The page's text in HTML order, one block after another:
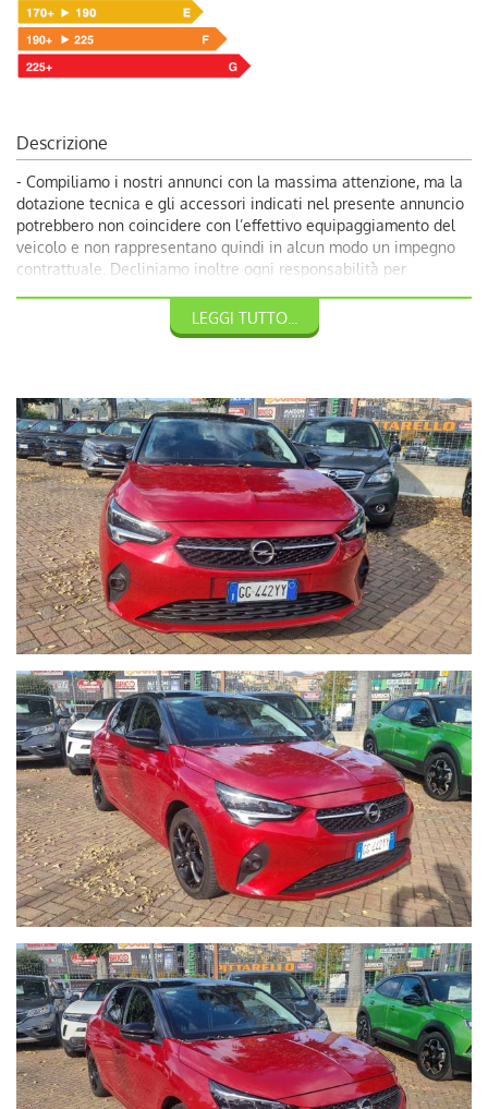
Descrizione
- Compiliamo i nostri annunci con la massima attenzione, ma la
dotazione tecnica e gli accessori indicati nel presente annuncio
potrebbero non coincidere con l’effettivo equipaggiamento del
veicolo e non rappresentano quindi in alcun modo un impegno
contrattuale. Decliniamo inoltre ogni responsabilità per
garantire ai nostri clienti la più completa soddisfazione, vi
invitiamo a chiedere conferma delle dotazioni del veicolo ai
-13700€: Promozione Autoquadrifoglio con rottamazione veicolo
usato con almeno dieci anni;
- 14700€: Prezzo di Vendita Autoquadrifoglio;
Per Info chiama Giuseppe al 389.898.1300;
- CHILOMETRAGGIO CERTIFICATO.
- Auto guidabile anche da un Neopatentato.
- La vettura si trova presso la nostra sede in Via Braja 48r
Chatta con noi su Whatsapp o chiamaci per prendere un
appuntamento: solo così potremo offrirti la certezza che il
veicolo sia disponibile per essere visto e provato.
- Seguici anche su Facebook:
www.facebook.com/Autoquadrifoglio
- 12 MESI di garanzia MAPFRE a chilometraggio illimitato
compresa.
- La Garanzia MAPFRE, oltre a tutelare la vostra auto da guasti
di origine meccanica ed elettronica, vi offre un servizio di
assistenza 24h su 24, 7 giorni su 7, soccorso stradale in caso di
rottura e auto sostitutiva se la vostra vettura rimane ferma più
di 8 ore in officina.
- Possibilità di estensione della garanzia di ulteriori 12 mesi.
- Possibilità di finanziamenti personalizzati, assicurazioni furto &
incendio, kasko, eventi naturali a prezzi estremamente
LEGGI TUTTO...